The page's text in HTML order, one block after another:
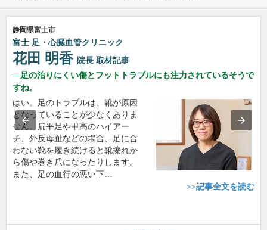
静岡県富士市
富士 足・心臓血管クリニック
花田 明香 院長 取材記事
足の治りにくい傷とフットトラブルにも注力されているそうで
すね。
はい。足のトラブルは、靴が原因
となっていることが少なくありま
せん。扁平足や甲高のハイアー
チ、外反母趾などの場合、足に合
わない靴を履き続けると靴擦れか
ら傷や巻き爪になったりします。
また、足の血行の悪い下…
>>記事全文を読む